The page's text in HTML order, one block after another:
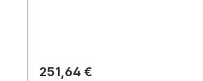
Regulärer Preis:
251,64 €